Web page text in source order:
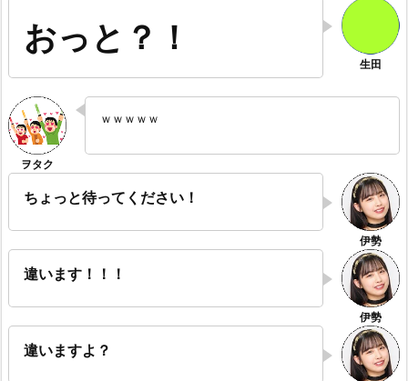
おっと？！
ｗｗｗｗｗ
ちょっと待ってください！
違います！！！
違いますよ？